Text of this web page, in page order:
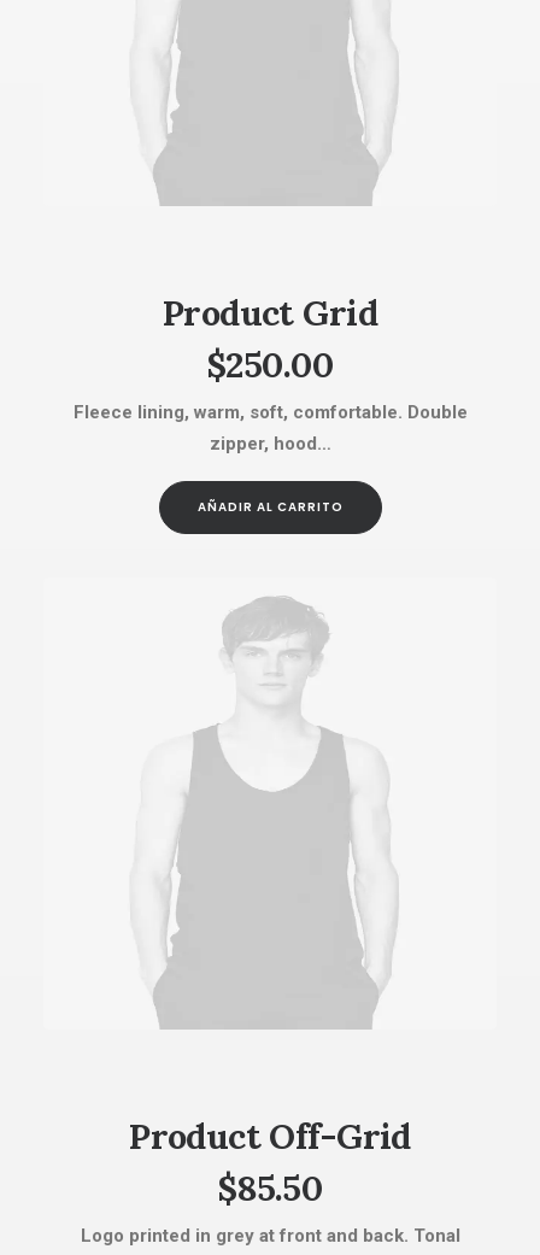
Product Grid
$250.00
Fleece lining, warm, soft, comfortable. Double
zipper, hood…
AÑADIR AL CARRITO
Product Off-Grid
$85.50
Logo printed in grey at front and back. Tonal